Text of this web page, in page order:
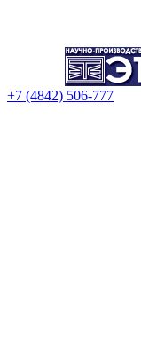
+7 (4842) 506-777